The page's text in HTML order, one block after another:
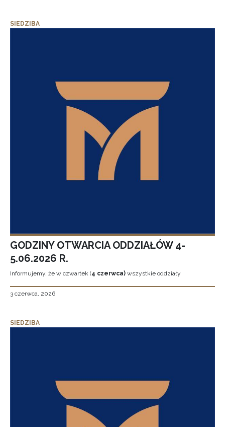
SIEDZIBA
GODZINY OTWARCIA ODDZIAŁÓW 4-
5.06.2026 R.
Informujemy, że w czwartek (4 czerwca) wszystkie oddziały
3 czerwca, 2026
SIEDZIBA